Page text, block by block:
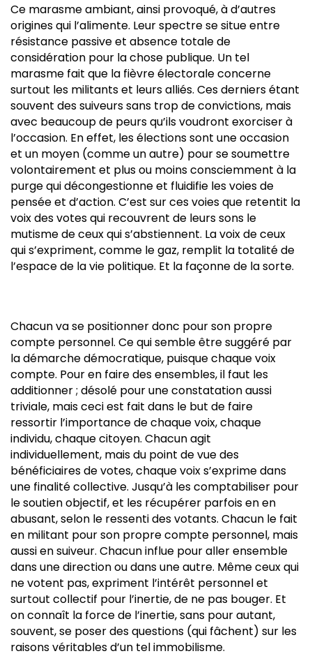
Ce marasme ambiant, ainsi provoqué, à d’autres
origines qui l’alimente. Leur spectre se situe entre
résistance passive et absence totale de
considération pour la chose publique. Un tel
marasme fait que la fièvre électorale concerne
surtout les militants et leurs alliés. Ces derniers étant
souvent des suiveurs sans trop de convictions, mais
avec beaucoup de peurs qu’ils voudront exorciser à
l’occasion. En effet, les élections sont une occasion
et un moyen (comme un autre) pour se soumettre
volontairement et plus ou moins consciemment à la
purge qui décongestionne et fluidifie les voies de
pensée et d’action. C’est sur ces voies que retentit la
voix des votes qui recouvrent de leurs sons le
mutisme de ceux qui s’abstiennent. La voix de ceux
qui s’expriment, comme le gaz, remplit la totalité de
l’espace de la vie politique. Et la façonne de la sorte.
Chacun va se positionner donc pour son propre
compte personnel. Ce qui semble être suggéré par
la démarche démocratique, puisque chaque voix
compte. Pour en faire des ensembles, il faut les
additionner ; désolé pour une constatation aussi
triviale, mais ceci est fait dans le but de faire
ressortir l’importance de chaque voix, chaque
individu, chaque citoyen. Chacun agit
individuellement, mais du point de vue des
bénéficiaires de votes, chaque voix s’exprime dans
une finalité collective. Jusqu’à les comptabiliser pour
le soutien objectif, et les récupérer parfois en en
abusant, selon le ressenti des votants. Chacun le fait
en militant pour son propre compte personnel, mais
aussi en suiveur. Chacun influe pour aller ensemble
dans une direction ou dans une autre. Même ceux qui
ne votent pas, expriment l’intérêt personnel et
surtout collectif pour l’inertie, de ne pas bouger. Et
on connaît la force de l’inertie, sans pour autant,
souvent, se poser des questions (qui fâchent) sur les
raisons véritables d’un tel immobilisme.